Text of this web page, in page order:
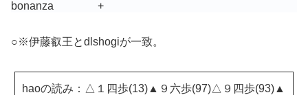
bonanza
+
○※伊藤叡王とdlshogiが一致。
haoの読み：△１四歩(13)▲９六歩(97)△９四歩(93)▲